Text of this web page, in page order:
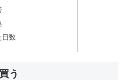
日数
う